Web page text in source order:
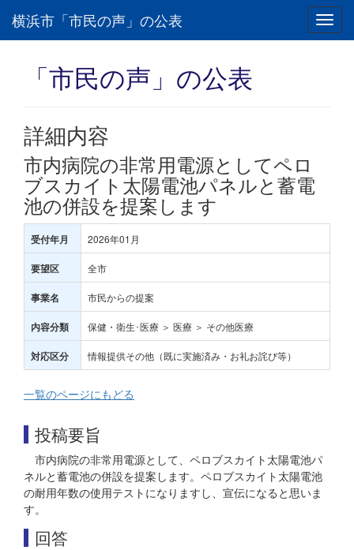
横浜市「市民の声」の公表
「市民の声」の公表
詳細内容
市内病院の非常用電源としてペロ
ブスカイト太陽電池パネルと蓄電
池の併設を提案します
受付年月 2026年01月
要望区 全市
事業名 市民からの提案
内容分類 保健・衛生･医療 ＞ 医療 ＞ その他医療
対応区分 情報提供その他（既に実施済み・お礼お詫び等）
一覧のページにもどる
投稿要旨
市内病院の非常用電源として、ペロブスカイト太陽電池パ
ネルと蓄電池の併設を提案します。ペロブスカイト太陽電池
の耐用年数の使用テストになりますし、宣伝になると思いま
す。
回答